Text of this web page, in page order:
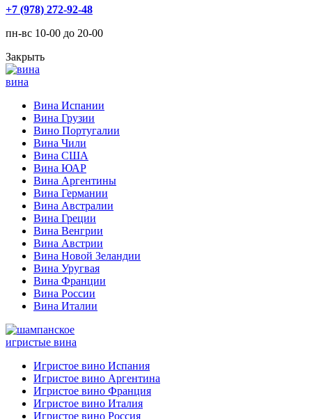
+7 (978) 272-92-48
пн-вс 10-00 до 20-00
Закрыть
вина
Вина Испании
Вина Грузии
Вино Португалии
Вина Чили
Вина США
Вина ЮАР
Вина Аргентины
Вина Германии
Вина Австралии
Вина Греции
Вина Венгрии
Вина Австрии
Вина Новой Зеландии
Вина Уругвая
Вина Франции
Вина России
Вина Италии
игристые вина
Игристое вино Испания
Игристое вино Аргентина
Игристое вино Франция
Игристое вино Италия
Игристое вино Россия